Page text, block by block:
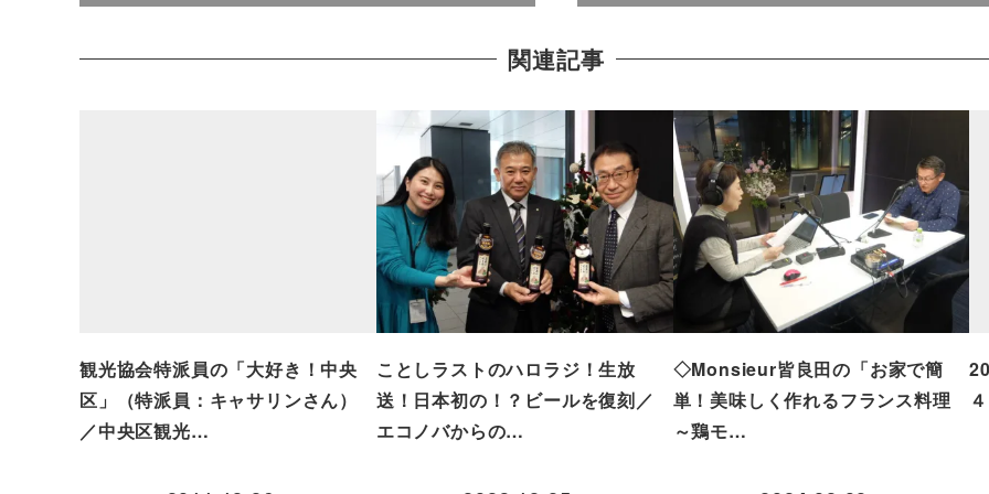
関連記事
観光協会特派員の「大好き！中央
区」（特派員：キャサリンさん）
／中央区観光…
ことしラストのハロラジ！生放
送！日本初の！？ビールを復刻／
エコノバからの…
◇Monsieur皆良田の「お家で簡
単！美味しく作れるフランス料理
～鶏モ…